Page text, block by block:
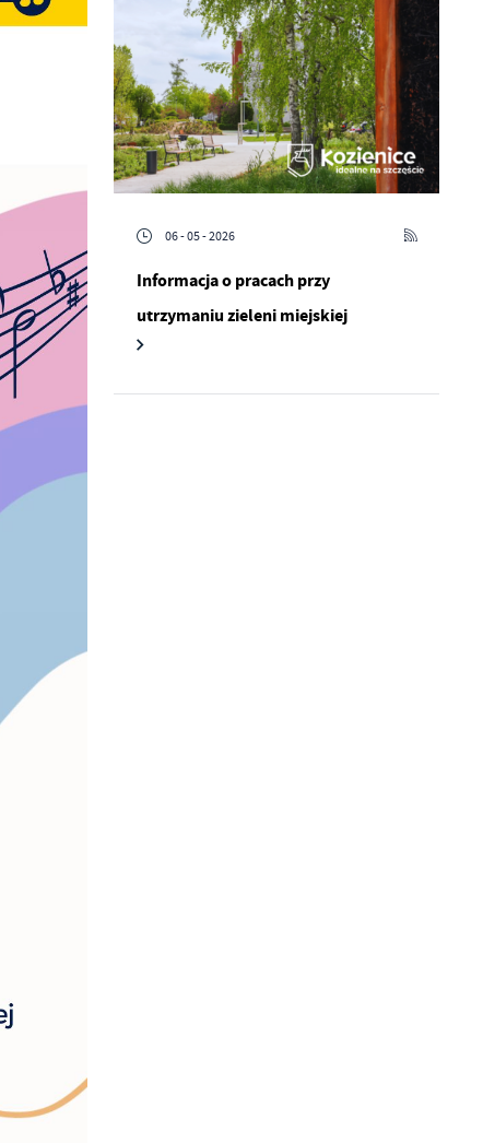
06 - 05 - 2026
Informacja o pracach przy
utrzymaniu zieleni miejskiej